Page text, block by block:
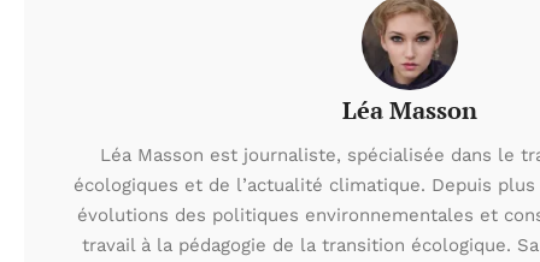
Léa Masson
Léa Masson est journaliste, spécialisée dans le
écologiques et de l’actualité climatique. Depuis
évolutions des politiques environnementales et
travail à la pédagogie de la transition écologique.